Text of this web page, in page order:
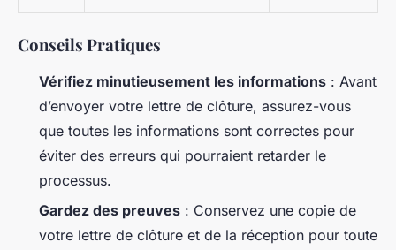
Conseils Pratiques
Vérifiez minutieusement les informations : Avant
d’envoyer votre lettre de clôture, assurez-vous
que toutes les informations sont correctes pour
éviter des erreurs qui pourraient retarder le
processus.
Gardez des preuves : Conservez une copie de
votre lettre de clôture et de la réception pour toute